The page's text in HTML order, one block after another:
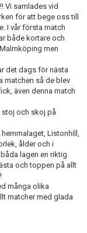
Vi samlades vid
för att bege oss till
I vår första match
både kortare och
men
det dags för nästa
matchen så de blev
även denna match
stoj och skoj på
Listonhill,
ålder och i
lagen en riktig
och toppen på allt
många olika
matcher med glada